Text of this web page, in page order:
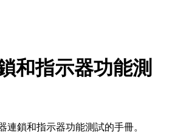
和指示器功能測
連鎖和指示器功能測試的手冊。